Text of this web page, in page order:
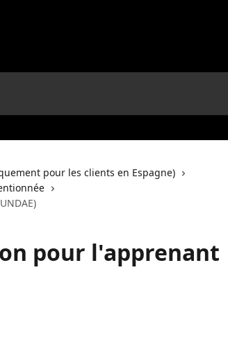
pour les clients en Espagne)
pour l'apprenant